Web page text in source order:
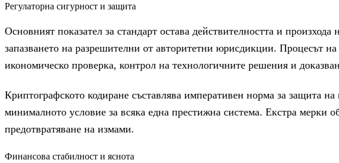
Регулаторна сигурност и защита
Основният показател за стандарт остава действителността и
запазването на разрешителни от авторитетни юрисдикции. Процесът
икономическо проверка, контрол на технологичните решения и
Криптографското кодиране съставлява императивен норма за защита
минималното условие за всяка една престижна система. Екстра мерки
предотвратяване на измами.
Финансова стабилност и яснота